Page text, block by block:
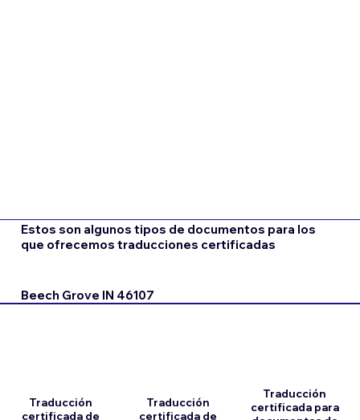
Estos son algunos tipos de documentos para los
que ofrecemos traducciones certificadas
Beech Grove IN 46107
Traducción
certificada de
Traducción
certificada de
Traducción
certificada para